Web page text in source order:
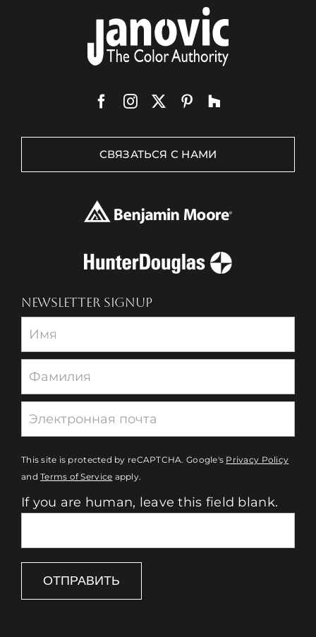
СВЯЗАТЬСЯ С НАМИ
NEWSLETTER SIGNUP
Newsletter
This site is protected by reCAPTCHA. Google's Privacy Policy
andTerms of Service apply.
If you are human, leave this field blank.
ОТПРАВИТЬ